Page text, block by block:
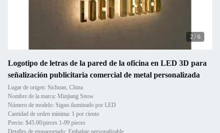
3 / 6
Logotipo de letras de la pared de la oficina en LED 3D para
señalización publicitaria comercial de metal personalizada
Lugar de origen: Sichuan, China
Nombre de la marca: Minjiang Snow
Número de modelo: Signo iluminado por LED
Cantidad de orden mínima: 1 por ciento
Precio: $45.00/pieces 1-99 pieces
Detalles de empaquetado: Embalaje personalizable